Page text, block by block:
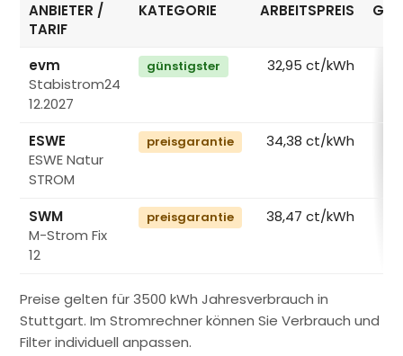
ANBIETER /
TARIF
KATEGORIE ARBEITSPREIS
evm
Stabistrom24
12.2027
günstigster
32,95 ct/kWh
ESWE
ESWE Natur
STROM
preisgarantie
34,38 ct/kWh
SWM
M-Strom Fix
12
preisgarantie
38,47 ct/kWh
Preise gelten für 3500 kWh Jahresverbrauch in
Stuttgart. Im Stromrechner können Sie Verbrauch und
Filter individuell anpassen.